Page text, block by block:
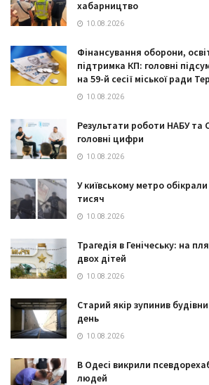
хабарництво
10.08.2026
Фінансування оборони,
підтримка КП: головні
на 59-й сесії міської ради
10.08.2026
Результати роботи НАБУ та
головні цифри
10.08.2026
У київському метро
тисяч
10.08.2026
Трагедія в Генічеську: на
двох дітей
10.08.2026
Старий якір зупинив
день
10.08.2026
В Одесі викрили
людей